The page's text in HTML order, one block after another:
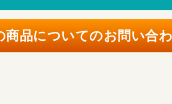
商品についてのお問い合